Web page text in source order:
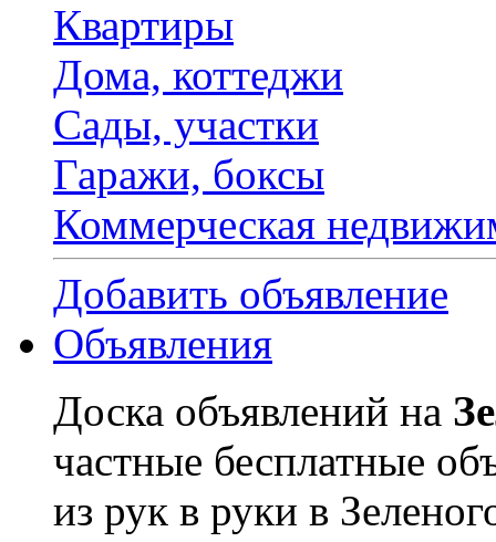
Квартиры
Дома, коттеджи
Сады, участки
Гаражи, боксы
Коммерческая
Добавить объявление
Объявления
Доска объявлений на
частные бесплатные
из рук в руки в